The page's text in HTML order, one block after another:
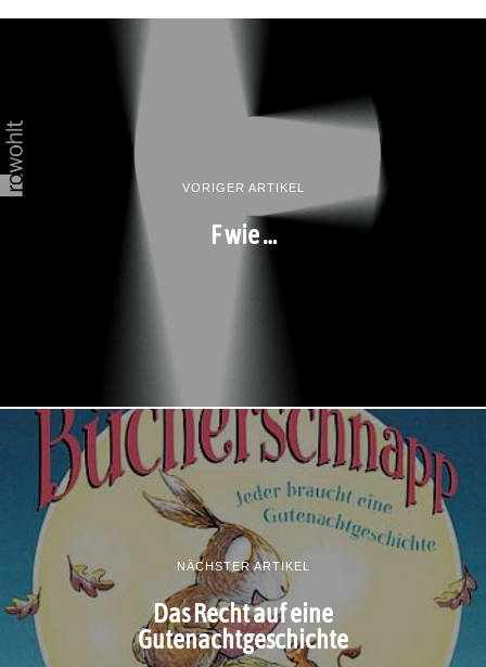
VORIGER ARTIKEL
F wie …
NÄCHSTER ARTIKEL
Das Recht auf eine
Gutenachtgeschichte